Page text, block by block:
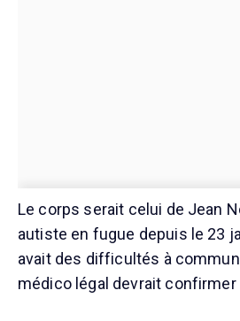
Le corps serait celui de Jean
autiste en fugue depuis le 23
avait des difficultés à
médico légal devrait